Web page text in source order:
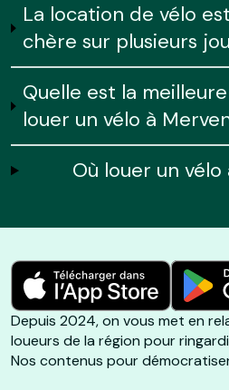
La location de vélo
chère sur plusieurs
Quelle est la
louer un vélo à
Où louer un
Depuis 2024, on vous met en
loueurs de la région pour
Nos contenus pour